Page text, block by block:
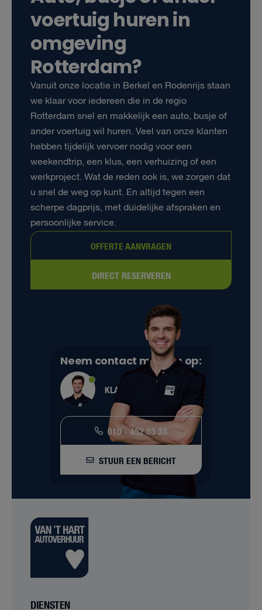
Neem contact met ons op:
KLANTENSERVICE
010 - 452 03 33
STUUR EEN BERICHT
voertuig huren in
omgeving
Rotterdam?
Vanuit onze locatie in Berkel en Rodenrijs staan
we klaar voor iedereen die in de regio
Rotterdam snel en makkelijk een auto, busje of
ander voertuig wil huren. Veel van onze klanten
hebben tijdelijk vervoer nodig voor een
weekendtrip, een klus, een verhuizing of een
werkproject. Wat de reden ook is, we zorgen dat
u snel de weg op kunt. En altijd tegen een
scherpe dagprijs, met duidelijke afspraken en
persoonlijke service.
OFFERTE AANVRAGEN
DIRECT RESERVEREN
DIENSTEN